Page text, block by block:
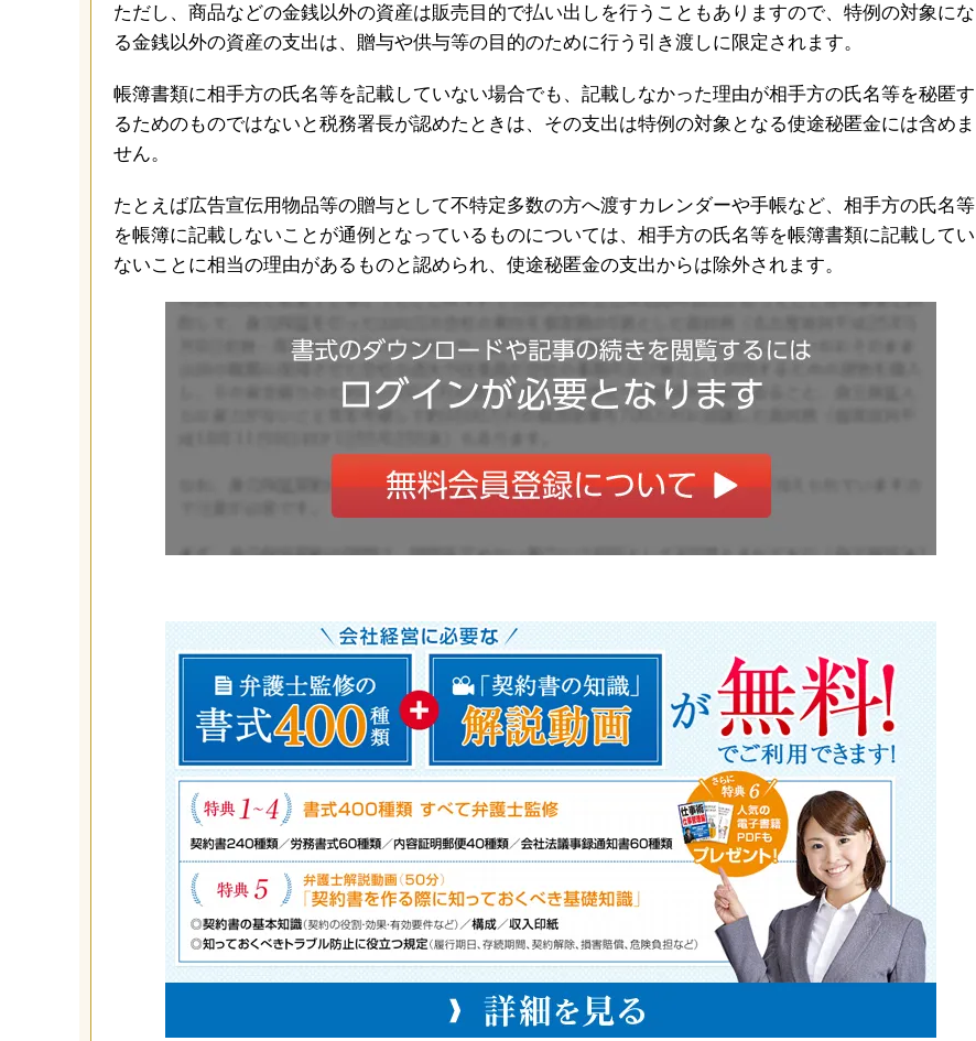
ただし、商品などの金銭以外の資産は販売目的で払い出しを行うこともありますので、特例の対象にな
る金銭以外の資産の支出は、贈与や供与等の目的のために行う引き渡しに限定されます。
帳簿書類に相手方の氏名等を記載していない場合でも、記載しなかった理由が相手方の氏名等を秘匿す
るためのものではないと税務署長が認めたときは、その支出は特例の対象となる使途秘匿金には含めま
せん。
たとえば広告宣伝用物品等の贈与として不特定多数の方へ渡すカレンダーや手帳など、相手方の氏名等
を帳簿に記載しないことが通例となっているものについては、相手方の氏名等を帳簿書類に記載してい
ないことに相当の理由があるものと認められ、使途秘匿金の支出からは除外されます。